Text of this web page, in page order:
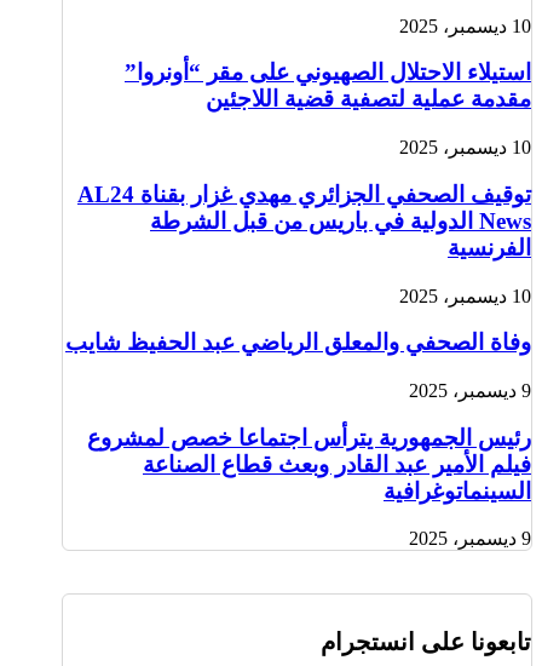
10 ديسمبر، 2025
استيلاء الاحتلال الصهيوني على مقر “أونروا”
مقدمة عملية لتصفية قضية اللاجئين
10 ديسمبر، 2025
توقيف الصحفي الجزائري مهدي غزار بقناة AL24
News الدولية في باريس من قبل الشرطة
الفرنسية
10 ديسمبر، 2025
وفاة الصحفي والمعلق الرياضي عبد الحفيظ شايب
9 ديسمبر، 2025
رئيس الجمهورية يترأس اجتماعا خصص لمشروع
فيلم الأمير عبد القادر وبعث قطاع الصناعة
السينماتوغرافية
9 ديسمبر، 2025
تابعونا على انستجرام